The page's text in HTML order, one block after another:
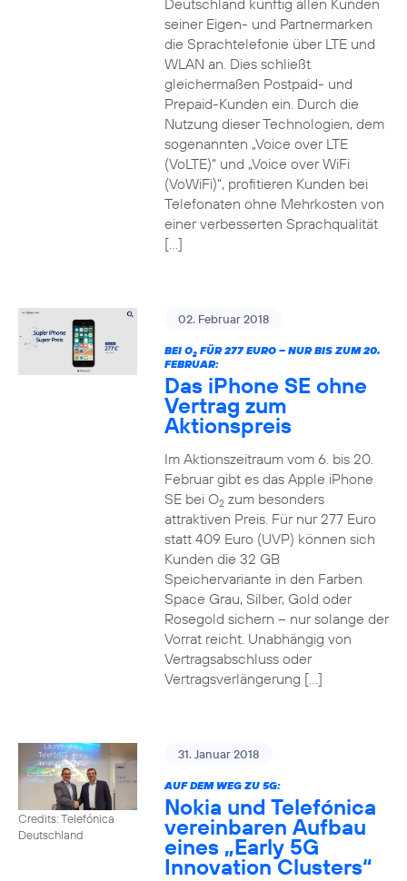
Deutschland künftig allen Kunden
seiner Eigen- und Partnermarken
die Sprachtelefonie über LTE und
WLAN an. Dies schließt
gleichermaßen Postpaid- und
Prepaid-Kunden ein. Durch die
Nutzung dieser Technologien, dem
sogenannten „Voice over LTE
(VoLTE)“ und „Voice over WiFi
(VoWiFi)“, profitieren Kunden bei
Telefonaten ohne Mehrkosten von
einer verbesserten Sprachqualität
[…]
02. Februar 2018
BEI O2FÜR 277 EURO – NUR BIS ZUM 20.
FEBRUAR:
Das iPhone SE ohne
Vertrag zum
Aktionspreis
Im Aktionszeitraum vom 6. bis 20.
Februar gibt es das Apple iPhone
SE bei O2zum besonders
attraktiven Preis. Für nur 277 Euro
statt 409 Euro (UVP) können sich
Kunden die 32 GB
Speichervariante in den Farben
Space Grau, Silber, Gold oder
Rosegold sichern – nur solange der
Vorrat reicht. Unabhängig von
Vertragsabschluss oder
Vertragsverlängerung […]
Credits: Telefónica
Deutschland
31. Januar 2018
AUF DEM WEG ZU 5G:
Nokia und Telefónica
vereinbaren Aufbau
eines „Early 5G
Innovation Clusters“